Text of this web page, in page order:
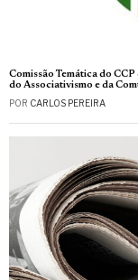
Comissão Temática do
do Associativismo e da
POR CARLOS PEREIRA